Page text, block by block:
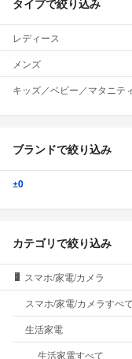
タイプで絞り込み
レディース
メンズ
キッズ／ベビー／マタニテ
ブランドで絞り込み
±0
カテゴリで絞り込み
スマホ/家電/カメラ
スマホ/家電/カメラすべて
生活家電
生活家電すべて